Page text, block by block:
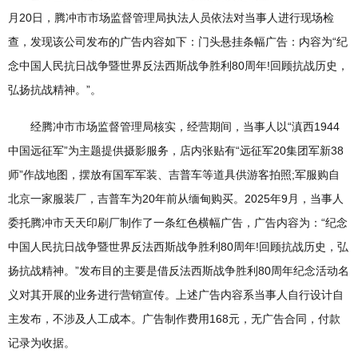
月20日，腾冲市市场监督管理局执法人员依法对当事人进行现场检
查，发现该公司发布的广告内容如下：门头悬挂条幅广告：内容为“纪
念中国人民抗日战争暨世界反法西斯战争胜利80周年!回顾抗战历史，
弘扬抗战精神。”。
经腾冲市市场监督管理局核实，经营期间，当事人以“滇西1944
中国远征军”为主题提供摄影服务，店内张贴有“远征军20集团军新38
师”作战地图，摆放有国军军装、吉普车等道具供游客拍照;军服购自
北京一家服装厂，吉普车为20年前从缅甸购买。2025年9月，当事人
委托腾冲市天天印刷厂制作了一条红色横幅广告，广告内容为：“纪念
中国人民抗日战争暨世界反法西斯战争胜利80周年!回顾抗战历史，弘
扬抗战精神。”发布目的主要是借反法西斯战争胜利80周年纪念活动名
义对其开展的业务进行营销宣传。上述广告内容系当事人自行设计自
主发布，不涉及人工成本。广告制作费用168元，无广告合同，付款
记录为收据。